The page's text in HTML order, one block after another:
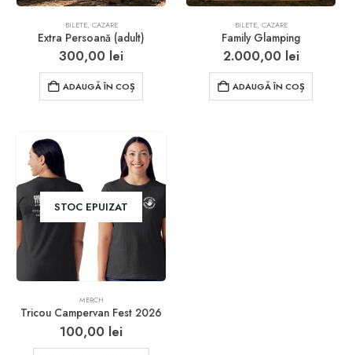
BILETE, CAZARE
Extra Persoană (adult)
300,00 lei
ADAUGĂ ÎN COȘ
BILETE, CAZARE
Family Glamping
2.000,00 lei
ADAUGĂ ÎN COȘ
STOC EPUIZAT
MERCH
Tricou Campervan Fest 2026
100,00 lei